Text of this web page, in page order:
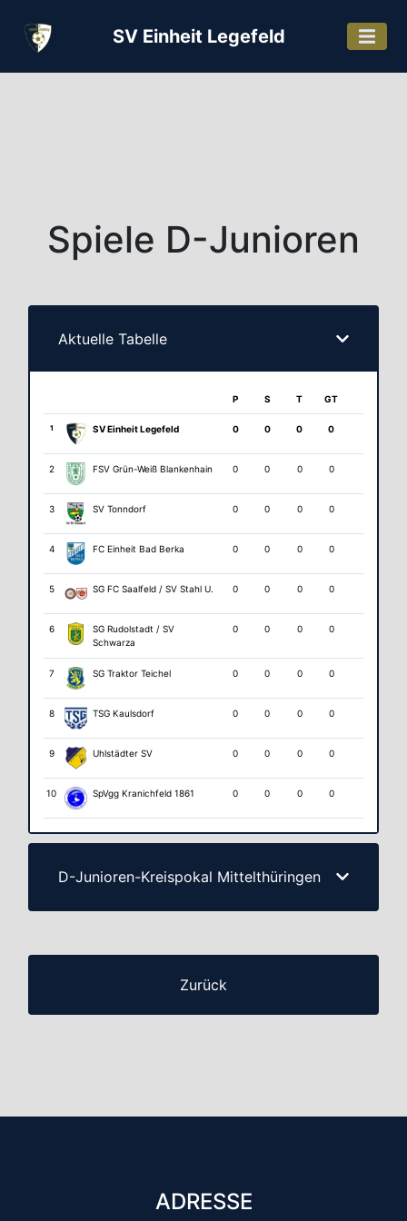
SV Einheit Legefeld
Spiele D-Junioren
Aktuelle Tabelle
P S T GT
1 SV Einheit Legefeld 0 0 0 0
2 FSV Grün-Weiß Blankenhain 0 0 0 0
3 SV Tonndorf 0 0 0 0
4 FC Einheit Bad Berka 0 0 0 0
5 SG FC Saalfeld / SV Stahl U. 0 0 0 0
6
SG Rudolstadt / SV
Schwarza
0 0 0 0
7 SG Traktor Teichel 0 0 0 0
8 TSG Kaulsdorf 0 0 0 0
9 Uhlstädter SV 0 0 0 0
10 SpVgg Kranichfeld 1861 0 0 0 0
D-Junioren-Kreispokal Mittelthüringen
Zurück
ADRESSE